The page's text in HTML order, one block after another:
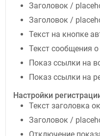
Заголовок /
Заголовок /
Текст на кнопке
Текст сообщения
Показ ссылки на
Показ ссылки на
Настройки
Текст заголовка
Заголовок /
Отключение